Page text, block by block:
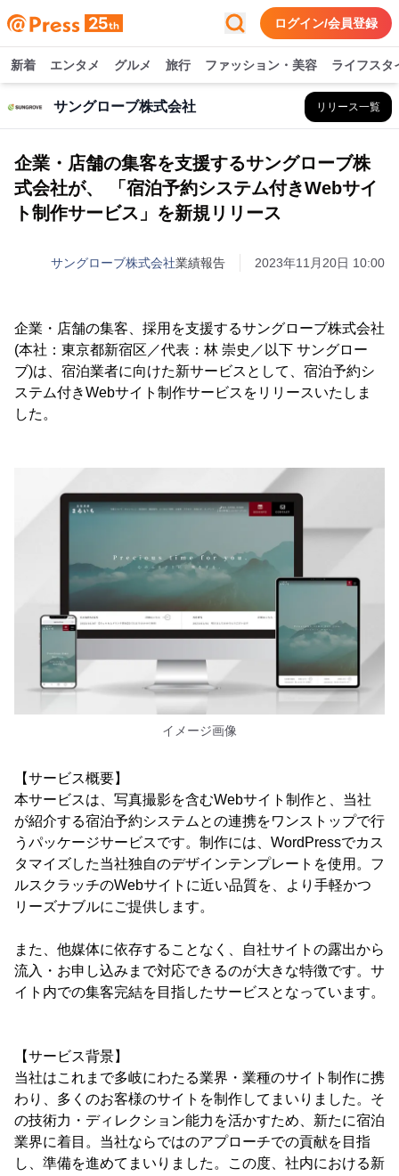
ログイン/会員登録
新着 エンタメ グルメ 旅行 ファッション・美容 ライフスタ
サングローブ株式会社 リリース一覧
企業・店舗の集客を支援するサングローブ株
式会社が、 「宿泊予約システム付きWebサイ
ト制作サービス」を新規リリース
サングローブ株式会社業績報告 2023年11月20日 10:00
企業・店舗の集客、採用を支援するサングローブ株式会社
(本社：東京都新宿区／代表：林 崇史／以下 サングロー
ブ)は、宿泊業者に向けた新サービスとして、宿泊予約シ
ステム付きWebサイト制作サービスをリリースいたしま
した。
イメージ画像
【サービス概要】
本サービスは、写真撮影を含むWebサイト制作と、当社
が紹介する宿泊予約システムとの連携をワンストップで行
うパッケージサービスです。制作には、WordPressでカス
タマイズした当社独自のデザインテンプレートを使用。フ
ルスクラッチのWebサイトに近い品質を、より手軽かつ
リーズナブルにご提供します。
また、他媒体に依存することなく、自社サイトの露出から
流入・お申し込みまで対応できるのが大きな特徴です。サ
イト内での集客完結を目指したサービスとなっています。
【サービス背景】
当社はこれまで多岐にわたる業界・業種のサイト制作に携
わり、多くのお客様のサイトを制作してまいりました。そ
の技術力・ディレクション能力を活かすため、新たに宿泊
業界に着目。当社ならではのアプローチでの貢献を目指
し、準備を進めてまいりました。この度、社内における新